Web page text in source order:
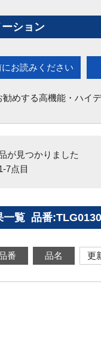
ション
お読みください
めする高機能・ハイ
が見つかりました
7点目
一覧 品番
番 品名 更